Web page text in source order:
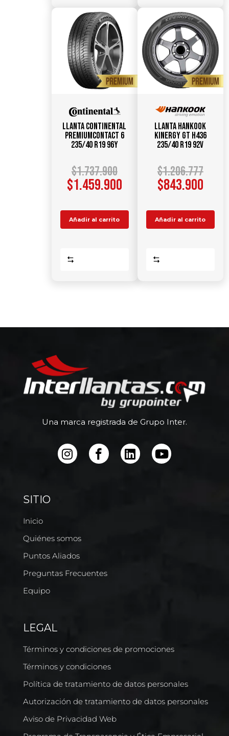
Llanta CONTINENTAL
PremiumContact 6
235/40 R19 96Y
$1.737.900
$1.459.900
Añadir al carrito
Llanta HANKOOK
Kinergy GT H436
235/40 R19 92V
$1.206.777
$843.900
Añadir al carrito
Una marca registrada de Grupo Inter.
SITIO
Inicio
Quiénes somos
Puntos Aliados
Preguntas Frecuentes
Equipo
LEGAL
Términos y condiciones de promociones
Términos y condiciones
Política de tratamiento de datos personales
Autorización de tratamiento de datos personales
Aviso de Privacidad Web